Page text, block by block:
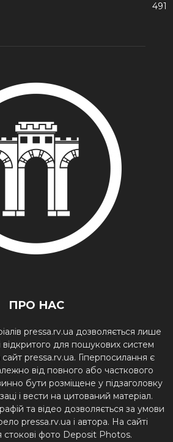
491
ПРО НАС
pressa.rv.ua дозволяється лише
відкритого для пошукових систем
pressa.rv.ua. Гіперпосилання є
від повного або часткового
бути розміщене у підзаголовку
і вести на цитований матеріал.
та відео дозволяється за умови
pressa.rv.ua і автора. На сайті
стокові фото Deposit Photos.